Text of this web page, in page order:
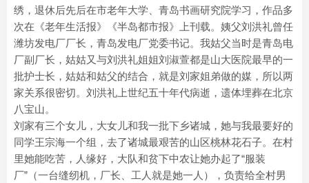
绣，退休后先后在市老年大学、青岛书画研究院学习，作品多
次在《老年生活报》《半岛都市报》上刊载。姨父刘洪礼曾任
潍坊发电厂厂长，青岛发电厂党委书记。我姑父当时是青岛电
厂副厂长，姑姑又与刘洪礼姐姐刘淑萱都是山大医院最早的一
批护士长，姑姑和姑父的结合，就是刘家姐弟做的媒，所以两
家关系很密切。刘洪礼上世纪五十年代病逝，遗体埋葬在北京
八宝山。
刘家有三个女儿，大女儿和我一批下乡诸城，她与我最要好的
同学王宗海一个组，去了诸城最艰苦的山区桃林花石子。在村
里她能吃苦，人缘好，大队和贫下中农让她办起了“服装
厂”（一台缝纫机，厂长、工人就是她一人），负责给全村男